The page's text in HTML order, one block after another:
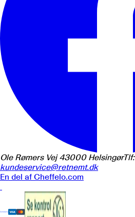
Ole Rømers Vej 43000 HelsingørTlf:
kundeservice@retnemt.dk
En del af Cheffelo.com